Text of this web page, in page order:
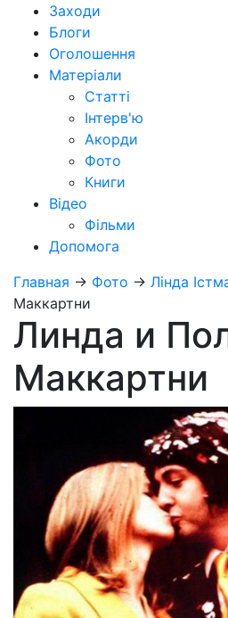
Заходи
Блоги
Оголошення
Матеріали
Статті
Інтерв'ю
Акорди
Фото
Книги
Відео
Фільми
Допомога
Главная → Фото → Лінда
Маккартни
Линда и
Маккартни